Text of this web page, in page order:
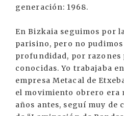
generación: 1968.
En Bizkaia seguimos por
parisino, pero no
profundidad, por razones
conocidas. Yo trabajaba
empresa Metacal de
el movimiento obrero era
años antes, seguí muy de